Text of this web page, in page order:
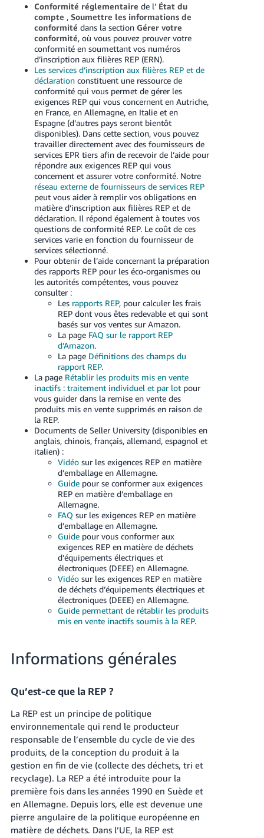
Conformité réglementaire de l’ État du
compte ,Soumettre les informations de
conformité dans la section Gérer votre
conformité, où vous pouvez prouver votre
conformité en soumettant vos numéros
d’inscription aux filières REP (ERN).
Les services d’inscription aux filières REP et de
déclarationconstituent une ressource de
conformité qui vous permet de gérer les
exigences REP qui vous concernent en Autriche,
en France, en Allemagne, en Italie et en
Espagne (d’autres pays seront bientôt
disponibles). Dans cette section, vous pouvez
travailler directement avec des fournisseurs de
services EPR tiers afin de recevoir de l’aide pour
répondre aux exigences REP qui vous
concernent et assurer votre conformité. Notre
réseau externe de fournisseurs de services REP
peut vous aider à remplir vos obligations en
matière d’inscription aux filières REP et de
déclaration. Il répond également à toutes vos
questions de conformité REP. Le coût de ces
services varie en fonction du fournisseur de
services sélectionné.
Pour obtenir de l’aide concernant la préparation
des rapports REP pour les éco-organismes ou
les autorités compétentes, vous pouvez
consulter :
Les rapports REP, pour calculer les frais
REP dont vous êtes redevable et qui sont
basés sur vos ventes sur Amazon.
La page FAQ sur le rapport REP
d’Amazon.
La page Définitions des champs du
rapport REP.
La page Rétablir les produits mis en vente
inactifs : traitement individuel et par lotpour
vous guider dans la remise en vente des
produits mis en vente supprimés en raison de
la REP.
Documents de Seller University (disponibles en
anglais, chinois, français, allemand, espagnol et
italien) :
Vidéosur les exigences REP en matière
d’emballage en Allemagne.
Guidepour se conformer aux exigences
REP en matière d’emballage en
Allemagne.
FAQ sur les exigences REP en matière
d’emballage en Allemagne.
Guidepour vous conformer aux
exigences REP en matière de déchets
d’équipements électriques et
électroniques (DEEE) en Allemagne.
Vidéosur les exigences REP en matière
de déchets d’équipements électriques et
électroniques (DEEE) en Allemagne.
Guide permettant de rétablir les produits
mis en vente inactifs soumis à la REP.
Informations générales
Qu’est-ce que la REP ?
La REP est un principe de politique
environnementale qui rend le producteur
responsable de l’ensemble du cycle de vie des
produits, de la conception du produit à la
gestion en fin de vie (collecte des déchets, tri et
recyclage). La REP a été introduite pour la
première fois dans les années 1990 en Suède et
en Allemagne. Depuis lors, elle est devenue une
pierre angulaire de la politique européenne en
matière de déchets. Dans l’UE, la REP est